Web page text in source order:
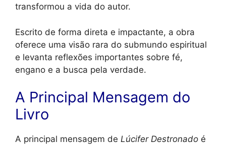
transformou a vida do autor.
Escrito de forma direta e impactante, a obra
oferece uma visão rara do submundo espiritual
e levanta reflexões importantes sobre fé,
engano e a busca pela verdade.
A Principal Mensagem do
Livro
A principal mensagem de Lúcifer Destronado é